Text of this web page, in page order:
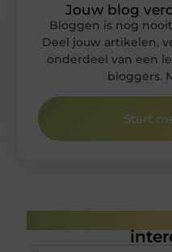
Jouw blog
Bloggen is nog
Deel jouw artikelen,
onderdeel van een
bloggers.
Start